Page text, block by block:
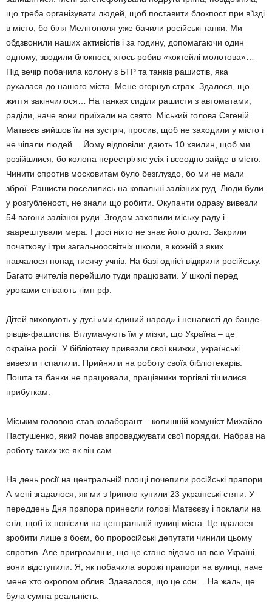
що треба організувати людей, щоб поставити блокпост при в’їзді
в місто, бо біля Мелітопо­ля уже бачили російські танки. Ми
обдзвонили наших активістів і за годину, допомагаючи один
одному, зводили блокпост, хтось робив «коктейлі молотова»…
Під вечір побачила колону з БТР та танків рашистів, яка
рухалася до нашого міста. Мене огорнув страх. Здало­ся, що
життя закінчилося… На тан­ках сиділи рашисти з автоматами,
раділи, наче вони приїхали на свя­то. Міський голова Євгеній
Матвєєв вийшов їм на зустріч, просив, щоб не заходили у місто і
не чіпали лю­дей… Йому відповіли: дають 10 хвилин, щоб ми
розійшлися, бо колона перестріляє усіх і всеодно зайде в місто.
Чинити спротив мос­ковитам було безглуздо, бо ми не мали
зброї. Рашисти поселились на копальні залізних руд. Люди були
у розгубленості, не знали що робити. Окупанти одразу вивезли
54 вагони залізної руди. Згодом за­хопили міську раду і
заарешту­вали мера. І досі ніхто не знає його до­лю. Закрили
початкову і три загаль­ноосвітніх школи, в кожній з яких
навчалося понад тисячу учнів. На базі однієї відкрили російську.
Багато вчителів перей­шло туди працювати. У школі пе­ред
уроками співають гімн рф.
Дітей виховують у дусі «ми єди­ний народ» і нена­висті до банде­
рівців-фашистів. Втлумачують їм у мізки, що Україна – це
окраїна росії. У бібліотеку привезли свої книж­ки, українські
вивезли і спа­лили. Прий­няли на роботу своїх бібліотекарів.
Пошта та банки не працювали, працівники торгівлі тішилися
при­буткам.
Міським головою став колабо­рант – колишній комуніст Михайло
Пастушенко, який почав впровад­жувати свої порядки. Набрав на
ро­боту таких же як він сам.
На день росії на центральній площі почепили російські прапори.
А мені згадалося, як ми з Іриною купили 23 українські стяги. У
пе­реддень Дня прапора принесли голові Матвєєву і поклали на
стіл, щоб їх повісили на центральній вулиці міста. Це вдалося
зробити лише з боєм, бо проросійські де­путати чинили цьому
спротив. Але пригрозивши, що це стане відомо на всю Україні,
вони відступили. Я, як побачила ворожі прапори на вулиці, наче
мене хто окропом облив. Здавалося, що це сон… На жаль, це
була сумна реальність.